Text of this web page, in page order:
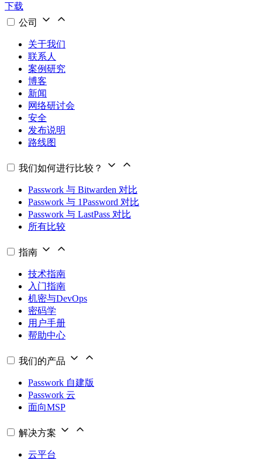
下载
公司
关于我们
联系人
案例研究
博客
新闻
网络研讨会
安全
发布说明
路线图
我们如何进行比较？
Passwork 与 Bitwarden 对比
Passwork 与 1Password 对比
Passwork 与 LastPass 对比
所有比较
指南
技术指南
入门指南
机密与DevOps
密码学
用户手册
帮助中心
我们的产品
Passwork 自建版
Passwork 云
面向MSP
解决方案
云平台